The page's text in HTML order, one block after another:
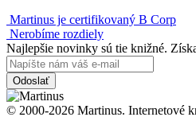
Martinus je certifikovaný B Corp
Nerobíme rozdiely
Najlepšie novinky sú tie knižné.
Odoslať
© 2000-2026 Martinus. Internetové